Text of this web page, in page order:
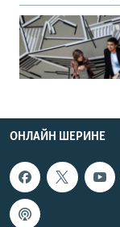
ОНЛАЙН ШЕРИНЕ